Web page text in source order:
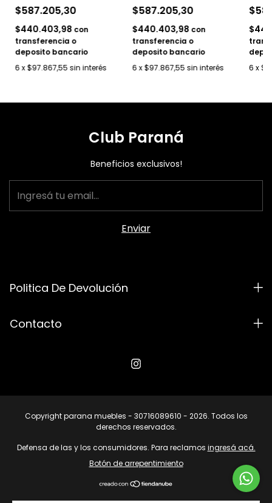
$587.205,30
$440.403,98 con
transferencia o
deposito bancario
6 x$97.867,55 sin interés
$587.205,30
$440.403,98 con
transferencia o
deposito bancario
6 x$97.867,55 sin interés
6 x
Club Paraná
Beneficios exclusivos!
Politica De Devolución
Contacto
Copyright parana muebles - 30716089610 - 2026. Todos los
derechos reservados.
Defensa de las y los consumidores. Para reclamos ingresá acá.
Botón de arrepentimiento